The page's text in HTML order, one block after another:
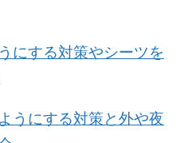
にする対策やシーツを
うにする対策と外や夜